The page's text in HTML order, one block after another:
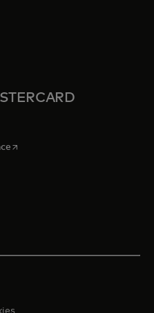
opens in a new tab
a new tab
in a new tab
in a new tab